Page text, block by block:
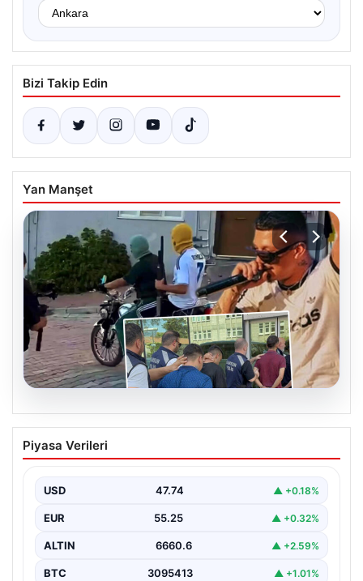
Bizi Takip Edin
Yan Manşet
06.08.2026
Rapçi Keskin’in Klipte Silah Kullanımı
Nedeniyle Gözaltına Alınması
rapçi Yüşa Keskin, son yaptığı müzik klibinde…
Piyasa Verileri
USD 47.74 ▲ +0.18%
EUR 55.25 ▲ +0.32%
ALTIN 6660.6 ▲ +2.59%
BTC 3095413 ▲ +1.01%